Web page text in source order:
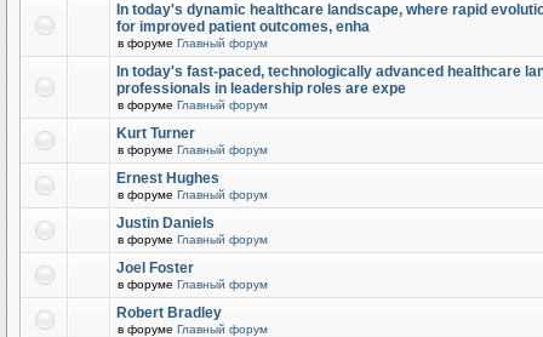
In today's dynamic healthcare landscape, where rapid
for improved patient outcomes, enha
в форуме Главный форум
In today's fast-paced, technologically advanced healthcare
professionals in leadership roles are expe
в форуме Главный форум
Kurt Turner
в форуме Главный форум
Ernest Hughes
в форуме Главный форум
Justin Daniels
в форуме Главный форум
Joel Foster
в форуме Главный форум
Robert Bradley
в форуме Главный форум